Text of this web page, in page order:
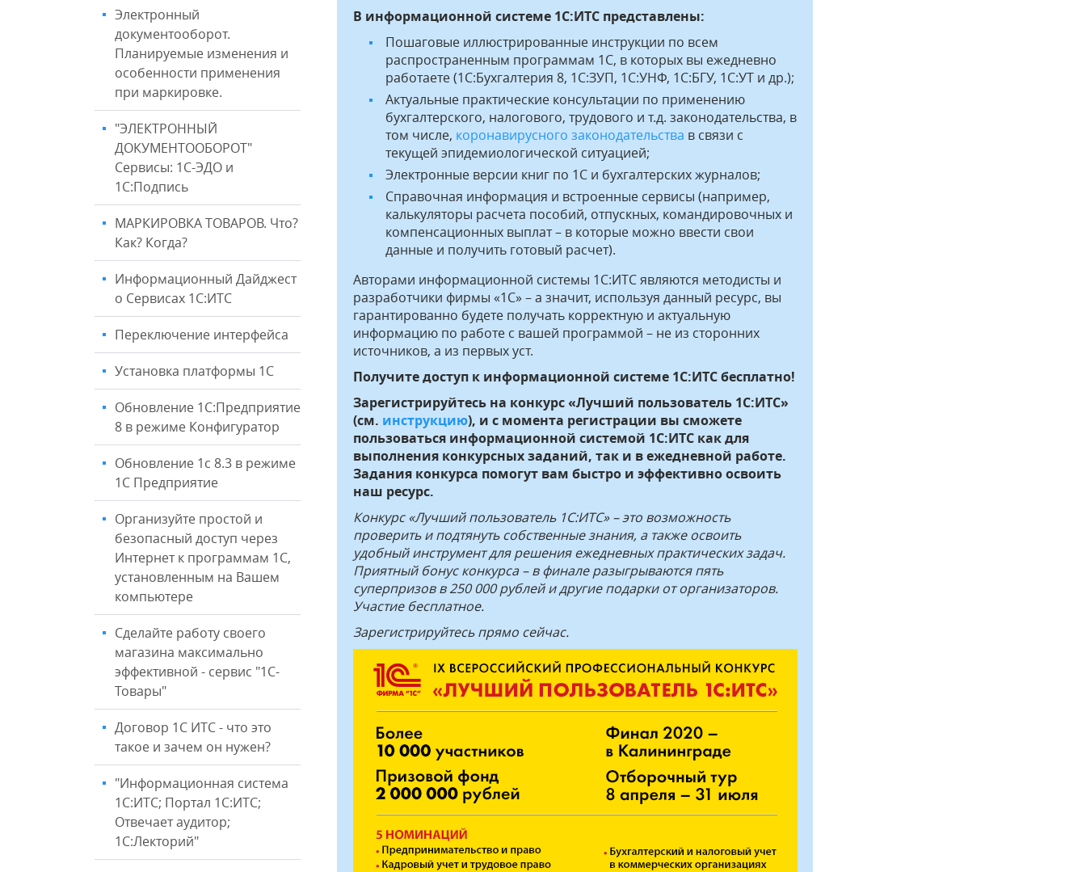
Электронный
документооборот.
Планируемые изменения и
особенности применения
при маркировке.
"ЭЛЕКТРОННЫЙ
ДОКУМЕНТООБОРОТ"
Сервисы: 1С-ЭДО и
1С:Подпись
МАРКИРОВКА ТОВАРОВ. Что?
Как? Когда?
Информационный Дайджест
о Сервисах 1С:ИТС
Переключение интерфейса
Установка платформы 1C
Обновление 1С:Предприятие
8 в режиме Конфигуратор
Обновление 1с 8.3 в режиме
1С Предприятие
Организуйте простой и
безопасный доступ через
Интернет к программам 1С,
установленным на Вашем
компьютере
Сделайте работу своего
магазина максимально
эффективной - сервис "1С-
Товары"
Договор 1С ИТС - что это
такое и зачем он нужен?
"Информационная система
1С:ИТС; Портал 1С:ИТС;
Отвечает аудитор;
1С:Лекторий"
В информационной системе 1С:ИТС представлены:
Пошаговые иллюстрированные инструкции по всем
распространенным программам 1С, в которых вы ежедневно
работаете (1С:Бухгалтерия 8, 1С:ЗУП, 1С:УНФ, 1С:БГУ, 1С:УТ и др.);
Актуальные практические консультации по применению
бухгалтерского, налогового, трудового и т.д. законодательства, в
том числе, коронавирусного законодательства в связи с
текущей эпидемиологической ситуацией;
Электронные версии книг по 1С и бухгалтерских журналов;
Справочная информация и встроенные сервисы (например,
калькуляторы расчета пособий, отпускных, командировочных и
компенсационных выплат – в которые можно ввести свои
данные и получить готовый расчет).
Авторами информационной системы 1С:ИТС являются методисты и
разработчики фирмы «1С» – а значит, используя данный ресурс, вы
гарантированно будете получать корректную и актуальную
информацию по работе с вашей программой – не из сторонних
источников, а из первых уст.
Получите доступ к информационной системе 1С:ИТС бесплатно!
Зарегистрируйтесь на конкурс «Лучший пользователь 1С:ИТС»
(см. инструкцию), и с момента регистрации вы сможете
пользоваться информационной системой 1С:ИТС как для
выполнения конкурсных заданий, так и в ежедневной работе.
Задания конкурса помогут вам быстро и эффективно освоить
наш ресурс.
Конкурс «Лучший пользователь 1С:ИТС» – это возможность
проверить и подтянуть собственные знания, а также освоить
удобный инструмент для решения ежедневных практических задач.
Приятный бонус конкурса – в финале разыгрываются пять
суперпризов в 250 000 рублей и другие подарки от организаторов.
Участие бесплатное.
Зарегистрируйтесь прямо сейчас.